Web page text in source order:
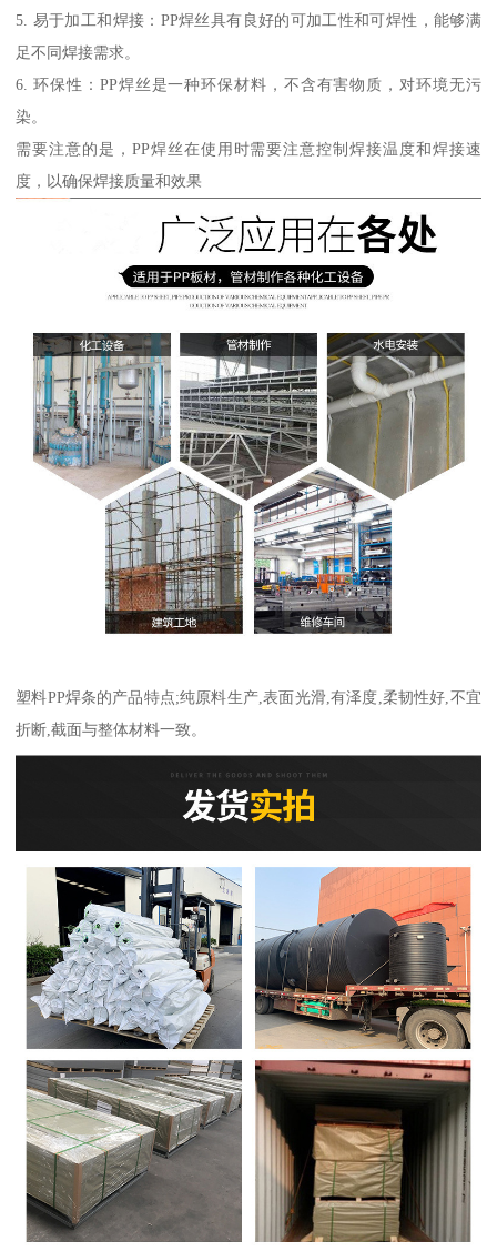
5. 易于加工和焊接：PP焊丝具有良好的可加工性和可焊性，能够满
足不同焊接需求。
6. 环保性：PP焊丝是一种环保材料，不含有害物质，对环境无污
染。
需要注意的是，PP焊丝在使用时需要注意控制焊接温度和焊接速
度，以确保焊接质量和效果
塑料PP焊条的产品特点;纯原料生产,表面光滑,有泽度,柔韧性好,不宜
折断,截面与整体材料一致。